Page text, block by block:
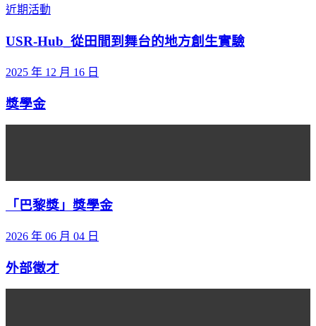
近期活動
USR-Hub_從田間到舞台的地方創生實驗
2025 年 12 月 16 日
獎學金
「巴黎獎」獎學金
2026 年 06 月 04 日
外部徵才